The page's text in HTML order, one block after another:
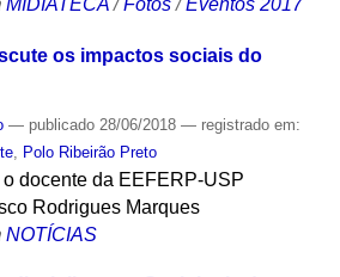
os impactos sociais do
— publicado28/06/2018 — registrado em:
, Polo Ribeirão Preto
docente da EEFERP-USP
Rodrigues Marques
NOTÍCIAS